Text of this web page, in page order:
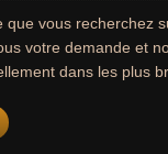
que vous recherchez
votre demande et
dans les plus